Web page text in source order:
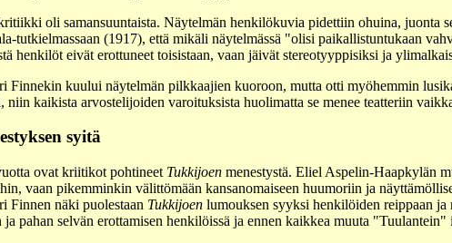
oli samansuuntaista. Näytelmän henkilökuvia pidettiin ohuina, juonta
tutkielmassaan (1917), että mikäli näytelmässä "olisi paikallistuntukaan
henkilöt eivät erottuneet toisistaan, vaan jäivät stereotyyppisiksi ja
Finnekin kuului näytelmän pilkkaajien kuoroon, mutta otti myöhemmin
niin kaikista arvostelijoiden varoituksista huolimatta se menee teatteriin
syitä
ovat kriitikot pohtineet Tukkijoenmenestystä. Eliel Aspelin-Haapkylän
vaan pikemminkin välittömään kansanomaiseen huumoriin ja
Finnen näki puolestaan Tukkijoenlumouksen syyksi henkilöiden reippaan
ja pahan selvän erottamisen henkilöissä ja ennen kaikkea muuta